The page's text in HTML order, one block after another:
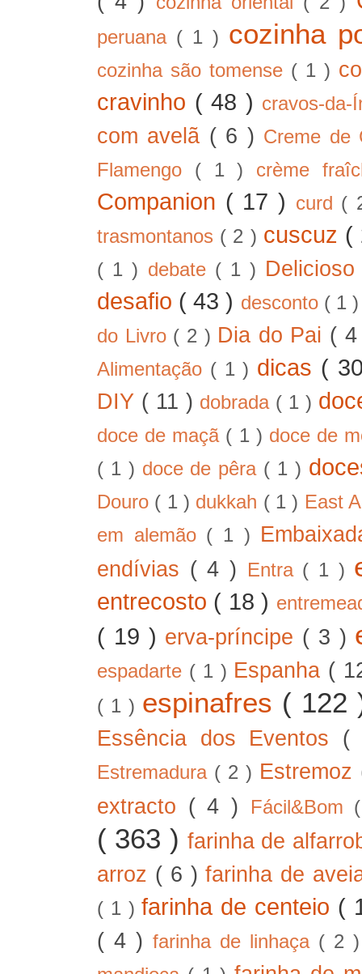
peruana ( 1 ) cozinha
cozinha são tomense ( 1 )
cravinho ( 48 ) cravos-
com avelã ( 6 ) Creme de
Flamengo ( 1 ) crème
Companion ( 17 ) curd (
trasmontanos ( 2 ) cuscuz (
( 1 ) debate ( 1 )
desafio ( 43 ) desconto ( 1
do Livro ( 2 ) Dia do Pai (
Alimentação ( 1 ) dicas (
DIY ( 11 ) dobrada ( 1 )
doce de maçã ( 1 ) doce de
( 1 ) doce de pêra ( 1 )
Douro ( 1 ) dukkah ( 1 ) East
em alemão ( 1 )
endívias ( 4 ) Entra ( 1 )
entrecosto ( 18 )
( 19 ) erva-príncipe ( 3 )
espadarte ( 1 ) Espanha (
( 1 ) espinafres (
Essência dos Eventos (
Estremadura ( 2 ) Estremoz
extracto ( 4 ) Fácil&Bom
( 363 )farinha de
arroz ( 6 )farinha de
( 1 )farinha de centeio (
( 4 ) farinha de linhaça ( 2